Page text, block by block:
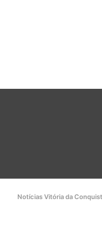
Notícias Vitória da